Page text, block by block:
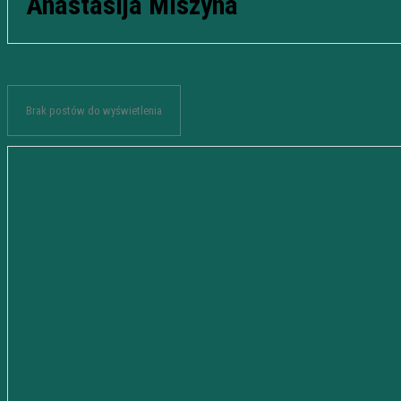
Brak postów do wyświetlenia